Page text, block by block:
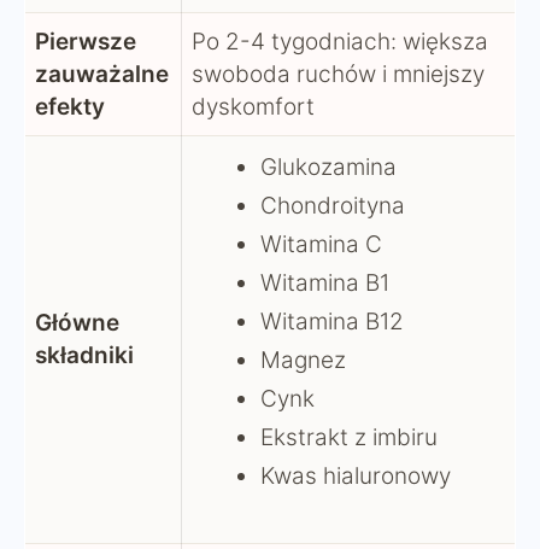
Pierwsze
zauważalne
efekty
Po 2-4 tygodniach: większa
swoboda ruchów i mniejszy
dyskomfort
Główne
składniki
Glukozamina
Chondroityna
Witamina C
Witamina B1
Witamina B12
Magnez
Cynk
Ekstrakt z imbiru
Kwas hialuronowy